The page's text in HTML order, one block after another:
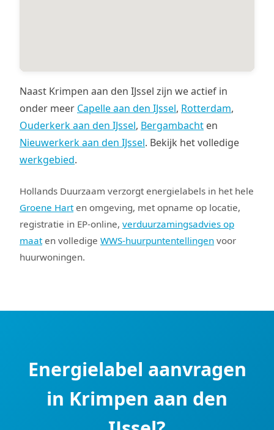
Naast Krimpen aan den IJssel zijn we actief in
onder meer Capelle aan den IJssel, Rotterdam,
Ouderkerk aan den IJssel, Bergambacht en
Nieuwerkerk aan den IJssel. Bekijk het volledige
werkgebied.
Hollands Duurzaam verzorgt energielabels in het hele
Groene Harten omgeving, met opname op locatie,
registratie in EP-online, verduurzamingsadvies op
maaten volledige WWS-huurpuntentellingen voor
huurwoningen.
Energielabel aanvragen
in Krimpen aan den